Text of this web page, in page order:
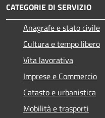
CATEGORIE DI SERVIZIO
Anagrafe e stato civile
Cultura e tempo libero
Vita lavorativa
Imprese e Commercio
Catasto e urbanistica
Mobilità e trasporti